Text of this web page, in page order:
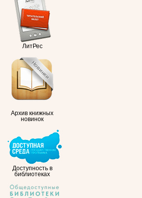
ЛитРес
Архив книжных
новинок
Доступность в
библиотеках